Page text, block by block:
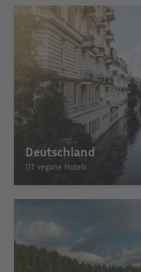
Deutschland
117 vegane Hotels